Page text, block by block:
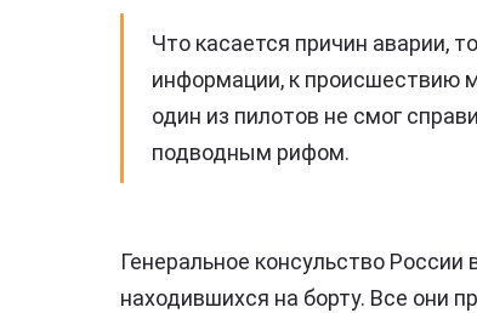
Что касается причин аварии,
информации, к происшествию
один из пилотов не смог
подводным рифом.
Генеральное консульство
находившихся на борту. Все они